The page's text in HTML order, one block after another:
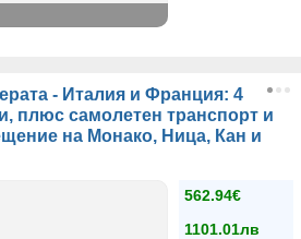
- Италия и Франция: 4
плюс самолетен транспорт и
на Монако, Ница, Кан и
562.94€
1101.01лв